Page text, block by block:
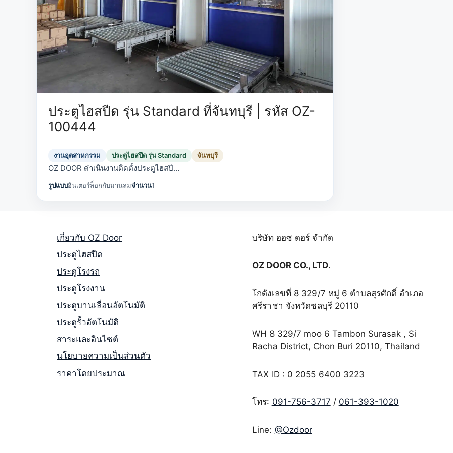
ประตูไฮสปีด รุ่น Standard ที่จันทบุรี | รหัส OZ-
100444
งานอุตสาหกรรม ประตูไฮสปีด รุ่น Standard จันทบุรี
OZ DOOR ดำเนินงานติดตั้งประตูไฮสปี…
รูปแบบอินเตอร์ล็อกกับม่านลมจำนวน1
เกี่ยวกับ OZ Door
ประตูไฮสปีด
ประตูโรงรถ
ประตูโรงงาน
ประตูบานเลื่อนอัตโนมัติ
ประตูรั้วอัตโนมัติ
สาระและอินไซต์
นโยบายความเป็นส่วนตัว
ราคาโดยประมาณ
บริษัท ออซ ดอร์ จำกัด
OZ DOOR CO., LTD.
โกดังเลขที่ 8 329/7 หมู่ 6 ตำบลสุรศักดิ์ อำเภอ
ศรีราชา จังหวัดชลบุรี 20110
WH 8 329/7 moo 6 Tambon Surasak , Si
Racha District, Chon Buri 20110, Thailand
TAX ID : 0 2055 6400 3223
โทร: 091-756-3717 / 061-393-1020
Line: @Ozdoor